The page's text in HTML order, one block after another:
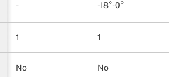
- -18°-0°
1 1
No No